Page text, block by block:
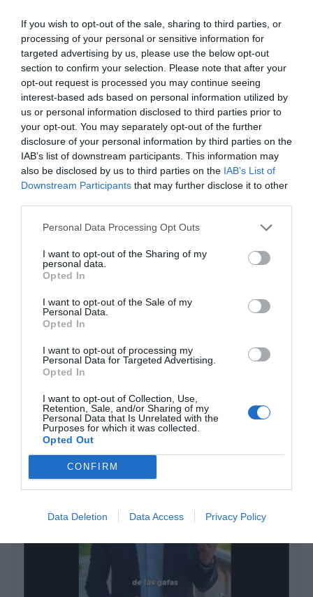
If you wish to opt-out of the sale, sharing to third parties, or
processing of your personal or sensitive information for
targeted advertising by us, please use the below opt-out
section to confirm your selection. Please note that after your
opt-out request is processed you may continue seeing
interest-based ads based on personal information utilized by
us or personal information disclosed to third parties prior to
your opt-out. You may separately opt-out of the further
disclosure of your personal information by third parties on the
IAB’s list of downstream participants. This information may
also be disclosed by us to third parties on the IAB’s List of
Downstream Participants that may further disclose it to other
Personal Data Processing Opt Outs
I want to opt-out of the Sharing of my
personal data.
Opted In
I want to opt-out of the Sale of my
Personal Data.
Opted In
I want to opt-out of processing my
Personal Data for Targeted Advertising.
Opted In
I want to opt-out of Collection, Use,
Retention, Sale, and/or Sharing of my
Personal Data that Is Unrelated with the
Purposes for which it was collected.
Opted Out
CONFIRM
Data Deletion Data Access Privacy Policy
Eulogio López
Isabel Pantoja pierde dos pleitos
con Hacienda por 700.000
euros... suma y sigue
Eulogio López
El IBEX 35 cerró la sesión del
miércoles en los 20.057 puntos,
un nuevo récord
Eulogio López
Argumentos